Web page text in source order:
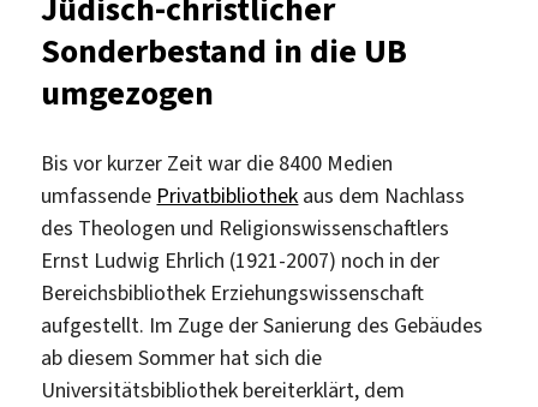
Zeitungen
recherchieren
Jüdisch-christlicher
Sonderbestand in die UB
umgezogen
Bis vor kurzer Zeit war die 8400 Medien
umfassende Privatbibliothek aus dem Nachlass
des Theologen und Religionswissenschaftlers
Ernst Ludwig Ehrlich (1921-2007) noch in der
Bereichsbibliothek Erziehungswissenschaft
aufgestellt. Im Zuge der Sanierung des Gebäudes
ab diesem Sommer hat sich die
Universitätsbibliothek bereiterklärt, dem